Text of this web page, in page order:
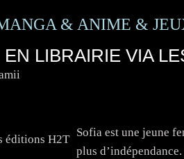
& ANIME &
LIBRAIRIE VIA
Sofia est une jeune
plus